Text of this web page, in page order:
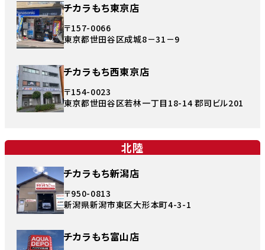
チカラもち東京店
〒157-0066
東京都世田谷区成城8－31－9
チカラもち西東京店
〒154-0023
東京都世田谷区若林一丁目18-14 郡司ビル201
北陸
チカラもち新潟店
〒950-0813
新潟県新潟市東区大形本町4-3-1
チカラもち富山店